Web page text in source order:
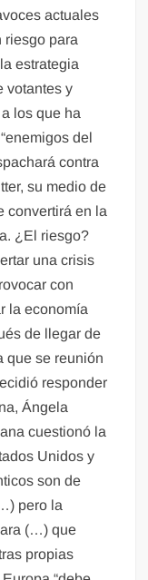
actuales
riesgo para
estrategia
votantes y
los que ha
del
contra
su medio de
convertirá en la
¿El riesgo?
una crisis
con
la economía
de llegar de
que se reunión
responder
Ángela
cuestionó la
Unidos y
son de
pero la
(…) que
propias